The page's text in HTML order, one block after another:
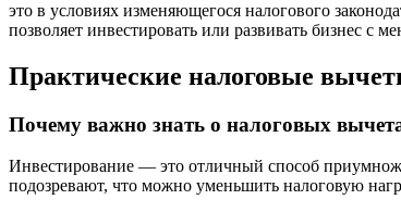
это в условиях изменяющегося налогового
позволяет инвестировать или развивать бизнес с
Практические налоговые
Почему важно знать о налоговых
Инвестирование — это отличный способ
подозревают, что можно уменьшить налоговую